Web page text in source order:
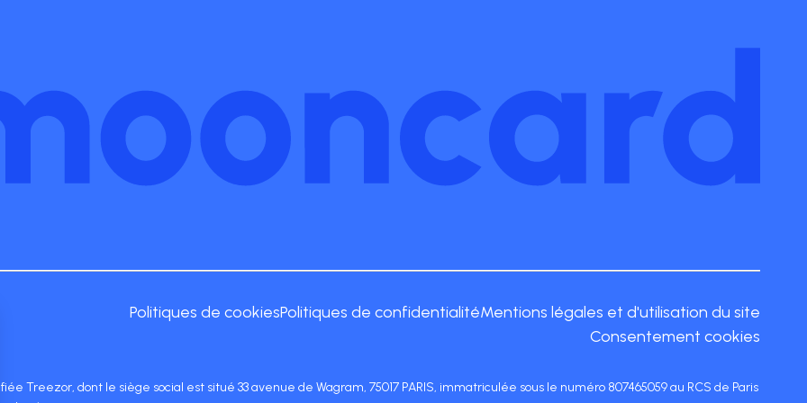
Politiques de cookiesPolitiques de confidentialitéMentions légales et d'utilisation du site
Consentement cookies
Treezor, dont le siège social est situé 33 avenue de Wagram, 75017 PARIS, immatriculée sous le numéro 807465059 au RCS de Paris